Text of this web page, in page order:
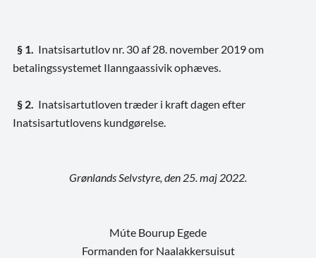
§ 1.
Inatsisartutlov nr. 30 af 28. november 2019 om
betalingssystemet Ilanngaassivik ophæves.
§ 2. Inatsisartutloven træder i kraft dagen efter
Inatsisartutlovens kundgørelse.
Grønlands Selvstyre, den 25. maj 2022.
Múte Bourup Egede
Formanden for Naalakkersuisut